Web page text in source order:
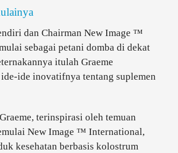
dan Chairman New Image ™
sebagai petani domba di dekat
itulah Graeme
ide inovatifnya tentang suplemen
terinspirasi oleh temuan
New Image ™ International,
kesehatan berbasis kolostrum